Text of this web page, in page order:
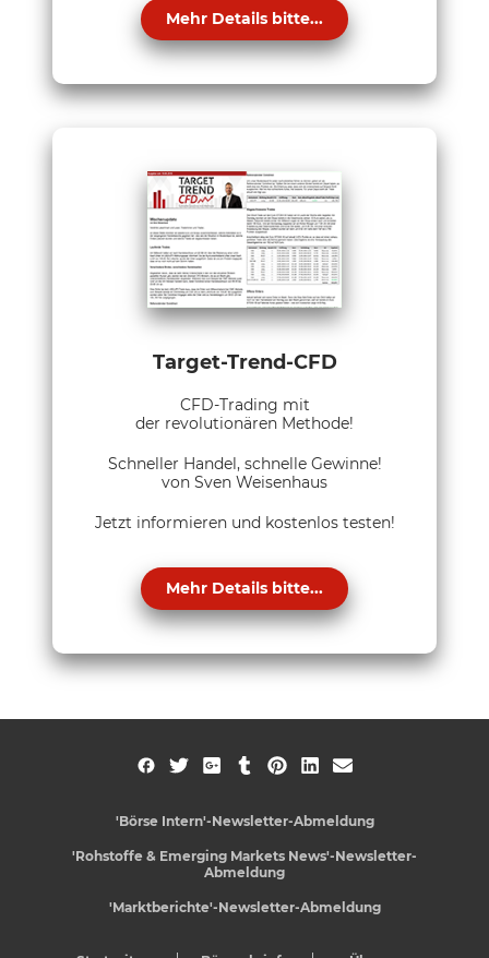
Mehr Details bitte...
Target-Trend-CFD
CFD-Trading mit
der revolutionären Methode!
Schneller Handel, schnelle Gewinne!
von Sven Weisenhaus
Jetzt informieren und kostenlos testen!
Mehr Details bitte...
'Börse Intern'-Newsletter-Abmeldung
'Rohstoffe & Emerging Markets News'-Newsletter-
Abmeldung
'Marktberichte'-Newsletter-Abmeldung